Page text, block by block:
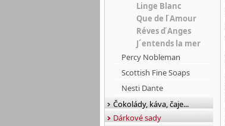
Linge Blanc
Que de ľ Amour
Réves ď Anges
J´entends la mer
Percy Nobleman
Scottish Fine Soaps
Nesti Dante
Čokolády, káva, čaje...
Dárkové sady